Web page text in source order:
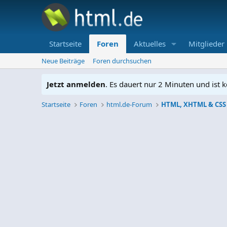
Startseite Foren Aktuelles Mitglieder
Neue Beiträge Foren durchsuchen
Jetzt anmelden. Es dauert nur 2 Minuten und ist
Startseite Foren html.de-Forum HTML, XHTML & CSS